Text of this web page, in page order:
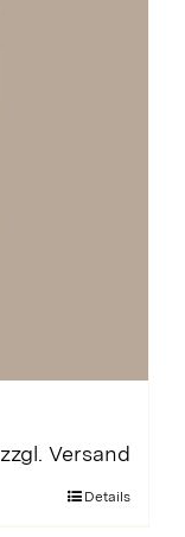
zzgl. Versand
Details